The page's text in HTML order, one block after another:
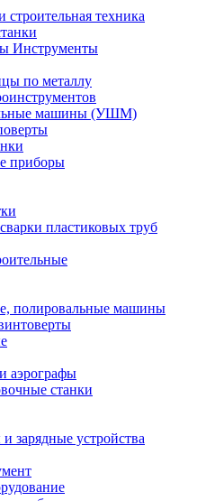
техника
Инструменты
по металлу
машины (УШМ)
приборы
пластиковых труб
полировальные машины
аэрографы
станки
зарядные устройства